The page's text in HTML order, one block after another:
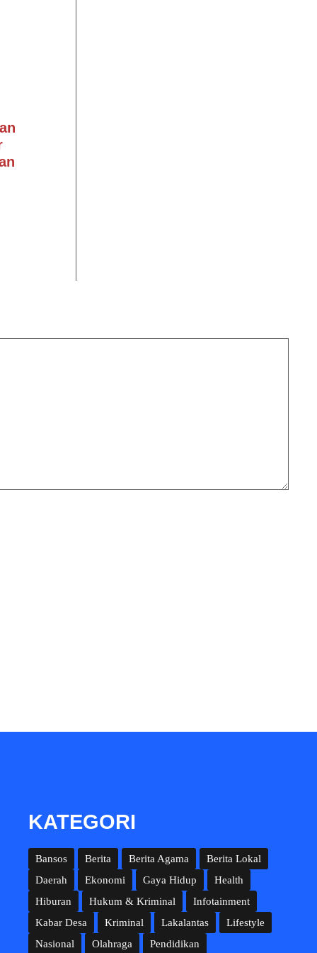
KATEGORI
Bansos Berita Berita Agama
Berita Lokal
Daerah
Ekonomi Gaya Hidup
Health
Hiburan
Hukum & Kriminal
Infotainment
Kabar Desa
Kriminal Lakalantas
Lifestyle
Nasional
Olahraga Pendidikan